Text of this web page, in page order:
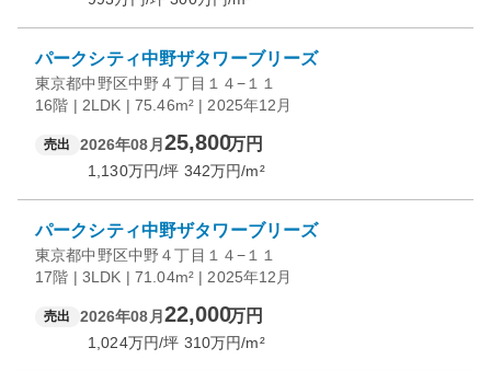
パークシティ中野ザタワーブリーズ
東京都中野区中野４丁目１４−１１
16階 | 2LDK | 75.46m² | 2025年12月
売出 2026年08月 25,800万円
1,130万円/坪 342万円/m²
パークシティ中野ザタワーブリーズ
東京都中野区中野４丁目１４−１１
17階 | 3LDK | 71.04m² | 2025年12月
売出 2026年08月 22,000万円
1,024万円/坪 310万円/m²